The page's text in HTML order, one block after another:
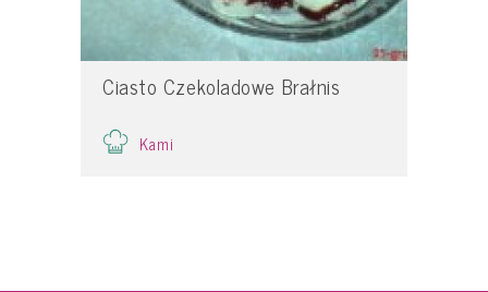
Ciasto Czekoladowe Brałnis
Kami